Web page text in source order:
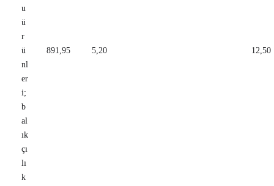
u
ü
r
ü
nl
er
i;
b
al
ık
çı
lı
k
891,95 5,20 12,50